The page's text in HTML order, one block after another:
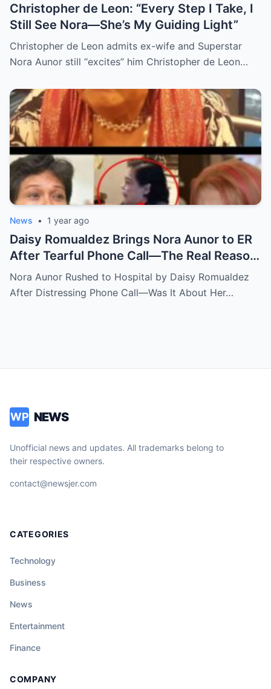
Christopher de Leon: “Every Step I Take, I
Still See Nora—She’s My Guiding Light”
Christopher de Leon admits ex-wife and Superstar
Nora Aunor still “excites” him Christopher de Leon…
News • 1 year ago
Daisy Romualdez Brings Nora Aunor to ER
After Tearful Phone Call—The Real Reason
Revealed
Nora Aunor Rushed to Hospital by Daisy Romualdez
After Distressing Phone Call—Was It About Her…
WP NEWS
Unofficial news and updates. All trademarks belong to
their respective owners.
contact@newsjer.com
CATEGORIES
Technology
Business
News
Entertainment
Finance
COMPANY